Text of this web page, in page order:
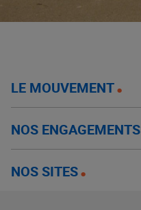
LE MOUVEMENT
NOS ENGAGEMENTS
NOS SITES